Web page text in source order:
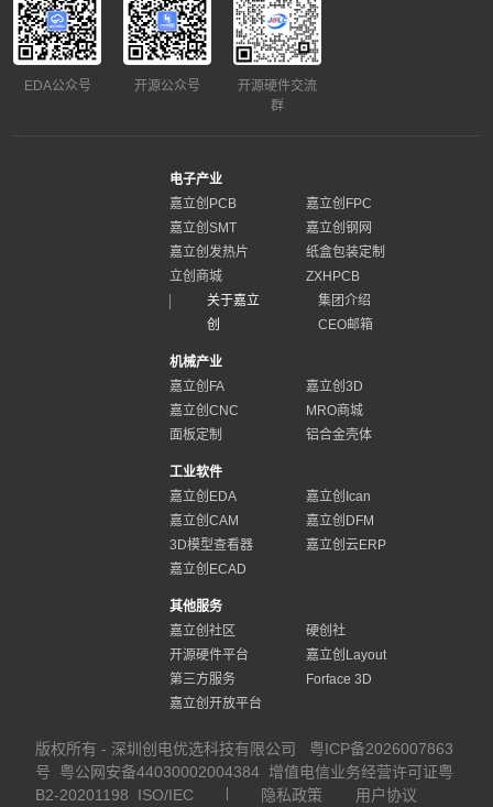
EDA公众号 开源公众号
开源硬件交流
群
电子产业
嘉立创PCB
嘉立创FPC
嘉立创SMT
嘉立创钢网
嘉立创发热片
纸盒包装定制
立创商城
ZXHPCB
关于嘉立
创
集团介绍
CEO邮箱
机械产业
嘉立创FA
嘉立创3D
嘉立创CNC
MRO商城
面板定制
铝合金壳体
工业软件
嘉立创EDA
嘉立创Ican
嘉立创CAM
嘉立创DFM
3D模型查看器
嘉立创云ERP
嘉立创ECAD
其他服务
嘉立创社区
硬创社
开源硬件平台
嘉立创Layout
第三方服务
Forface 3D
嘉立创开放平台
版权所有 - 深圳创电优选科技有限公司
粤ICP备2026007863
号
粤公网安备44030002004384 增值电信业务经营许可证粤
B2-20201198
ISO/IEC 隐私政策 用户协议